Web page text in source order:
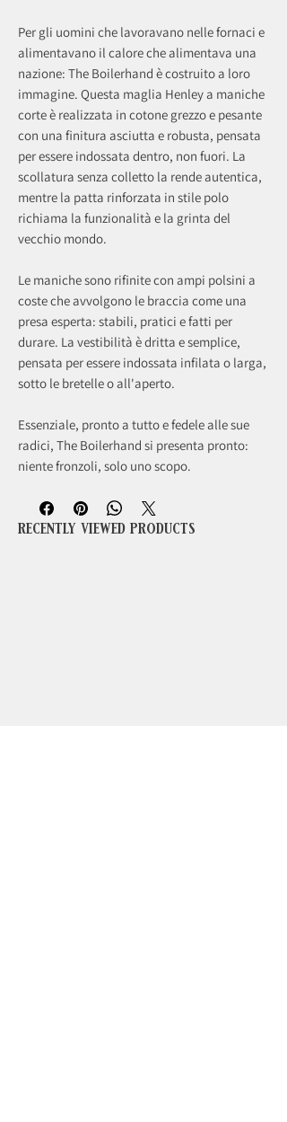
Per gli uomini che lavoravano nelle fornaci e
alimentavano il calore che alimentava una
nazione: The Boilerhand è costruito a loro
immagine. Questa maglia Henley a maniche
corte è realizzata in cotone grezzo e pesante
con una finitura asciutta e robusta, pensata
per essere indossata dentro, non fuori. La
scollatura senza colletto la rende autentica,
mentre la patta rinforzata in stile polo
richiama la funzionalità e la grinta del
vecchio mondo.
Le maniche sono rifinite con ampi polsini a
coste che avvolgono le braccia come una
presa esperta: stabili, pratici e fatti per
durare. La vestibilità è dritta e semplice,
pensata per essere indossata infilata o larga,
sotto le bretelle o all'aperto.
Essenziale, pronto a tutto e fedele alle sue
radici, The Boilerhand si presenta pronto:
niente fronzoli, solo uno scopo.
recently viewed products